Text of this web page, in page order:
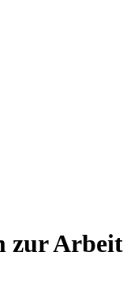
zur Arbeit